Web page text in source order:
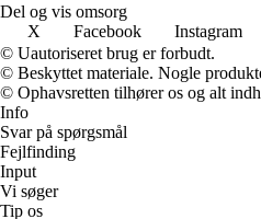
Del og vis omsorg
X
Facebook Instagram
© Uautoriseret brug er forbudt.
© Beskyttet materiale. Nogle
© Ophavsretten tilhører os og alt
Info
Svar på spørgsmål
Fejlfinding
Input
Vi søger
Tip os